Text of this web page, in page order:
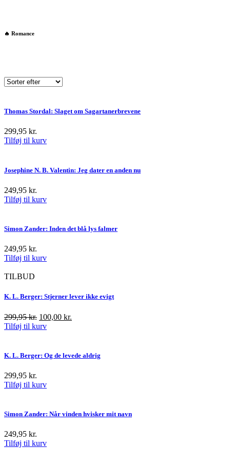
🔥 Romance
Thomas Stordal: Slaget om Sagartanerbrevene
299,95 kr.
Tilføj til kurv
Josephine N. B. Valentin: Jeg dater en anden nu
249,95 kr.
Tilføj til kurv
Simon Zander: Inden det blå lys falmer
249,95 kr.
Tilføj til kurv
TILBUD
K. L. Berger: Stjerner lever ikke evigt
299,95kr. Den
oprindelige
299,95 kr..
100,00 kr.
100,00 kr..
Tilføj til kurv
K. L. Berger: Og de levede aldrig
299,95 kr.
Tilføj til kurv
Simon Zander: Når vinden hvisker mit navn
249,95 kr.
Tilføj til kurv